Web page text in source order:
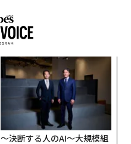
〜決断する人のAI〜大規模組